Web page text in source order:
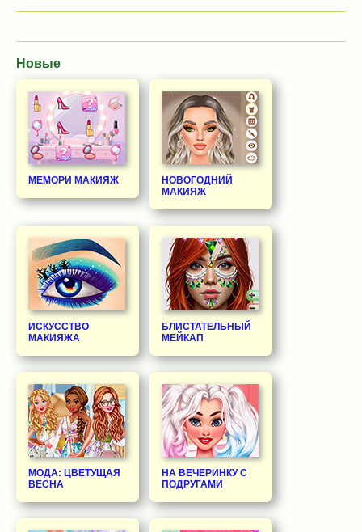
Новые
МЕМОРИ МАКИЯЖ
НОВОГОДНИЙ
МАКИЯЖ
ИСКУССТВО
МАКИЯЖА
БЛИСТАТЕЛЬНЫЙ
МЕЙКАП
МОДА: ЦВЕТУЩАЯ
ВЕСНА
НА ВЕЧЕРИНКУ С
ПОДРУГАМИ